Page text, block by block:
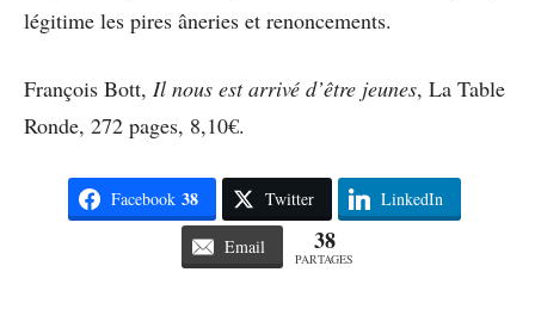
légitime les pires âneries et renoncements.
François Bott, Il nous est arrivé d’être jeunes, La Table
Ronde, 272 pages, 8,10€.
Facebook 38 Twitter LinkedIn
Email 38
PARTAGES